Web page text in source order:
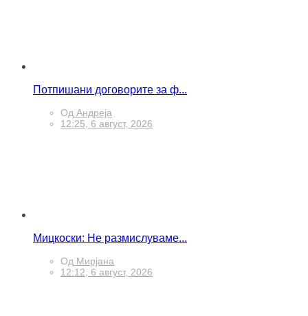
Потпишани договорите за ф...
Од Андреја
12:25, 6 август, 2026
Мицкоски: Не размислуваме...
Од Мирјана
12:12, 6 август, 2026